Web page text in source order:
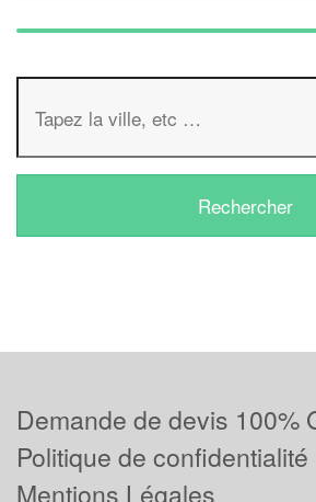
Demande de devis 100%
Politique de confidentialité
Mentions Légales